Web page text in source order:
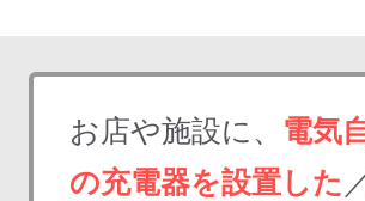
お店や施設に、 電気
の充電器を設置した